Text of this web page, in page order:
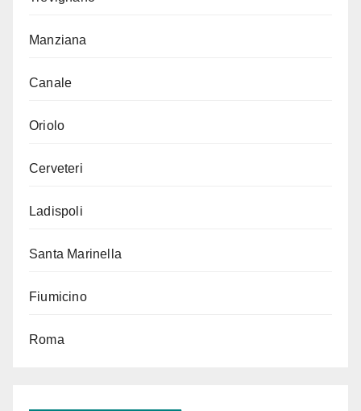
Manziana
Canale
Oriolo
Cerveteri
Ladispoli
Santa Marinella
Fiumicino
Roma